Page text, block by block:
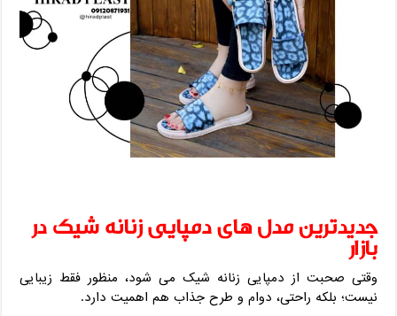
جدیدترین مدل‌ های دمپایی زنانه شیک در
بازار
وقتی صحبت از دمپایی زنانه شیک می ‌شود، منظور فقط زیبایی
نیست؛ بلکه راحتی، دوام و طرح‌ جذاب هم اهمیت دارد.